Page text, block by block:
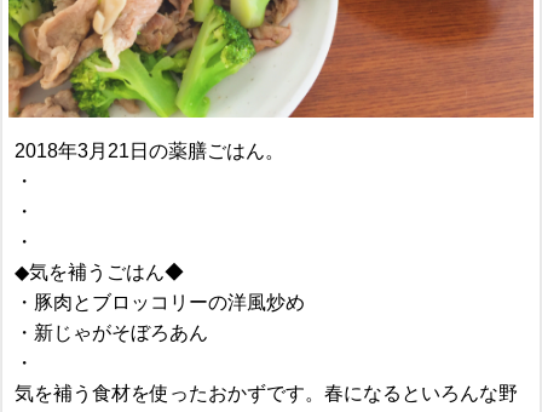
2018年3月21日の薬膳ごはん。
・
・
・
◆気を補うごはん◆
・豚肉とブロッコリーの洋風炒め
・新じゃがそぼろあん
・
気を補う食材を使ったおかずです。春になるといろんな野